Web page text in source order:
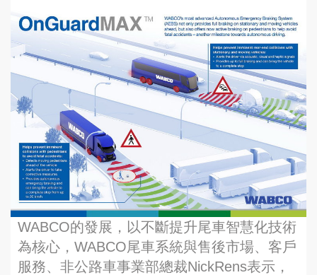
WABCO的發展，以不斷提升尾車智慧化技術
為核心，WABCO尾車系統與售後市場、客戶
服務、非公路車事業部總裁NickRens表示，